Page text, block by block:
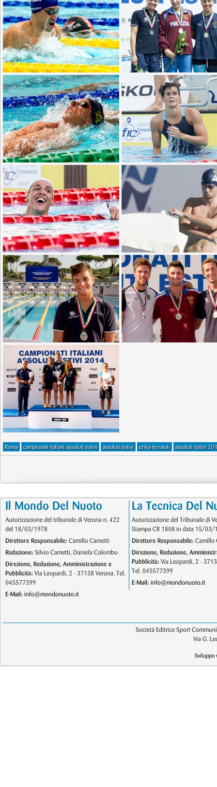
Roma campionati italiani assoluti estivi assoluti estivi erika ferraioli assoluti estivi
Il Mondo Del Nuoto
Autorizzazione del tribunale di Verona n. 422
del 18/03/1978
Direttore Responsabile: Camillo Cametti
Redazione: Silvio Cametti, Daniela Colombo
Direzione, Redazione, Amministrazione e
Pubblicità: Via Leopardi, 2 - 37138 Verona. Tel.
045577399
E-Mail: info@mondonuoto.it
La Tecnica Del
Autorizzazione del Tribunale di
Stampa CR 1808 in data 15/03/
Direttore Responsabile: Camillo
Direzione, Redazione,
Pubblicità: Via Leopardi, 2 -
Tel. 045577399
E-Mail: info@mondonuoto.it
Società Editrice Sport
Via G.
Sviluppo